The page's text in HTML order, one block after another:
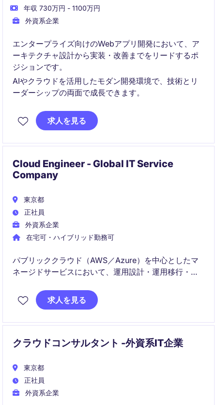
年収 730万円 - 1100万円
外資系企業
エンタープライズ向けのWebアプリ開発において、ア
ーキテクチャ設計から実装・改善までをリードするポ
ジションです。
AIやクラウドを活用したモダン開発環境で、技術とリ
ーダーシップの両面で成長できます。
求人を見る
Cloud Engineer - Global IT Service
Company
東京都
正社員
外資系企業
在宅可・ハイブリッド勤務可
パブリッククラウド（AWS／Azure）を中心としたマ
ネージドサービスにおいて、運用設計・運用移行・改
将来的には、Shared Deliveryやサービス拡大をリード
求人を見る
クラウドコンサルタント -外資系IT企業
東京都
正社員
外資系企業